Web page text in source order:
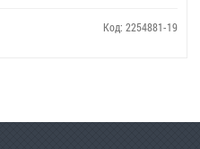
Код: 2254881-19